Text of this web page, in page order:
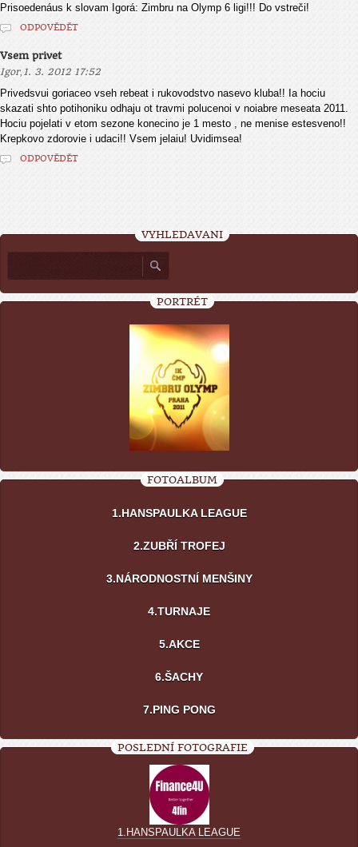
Prisoedenáus k slovam Igorá: Zimbru na Olymp 6 ligi!!! Do vstreči!
ODPOVĚDĚT
Vsem privet
Igor, 1. 3. 2012 17:52
Privedsvui goriaceo vseh rebeat i rukovodstvo nasevo kluba!! Ia hociu
skazati shto potihoniku odhaju ot travmi polucenoi v noiabre meseata 2011.
Hociu pojelati v etom sezone konecino je 1 mesto , ne menise estesveno!!
Krepkovo zdorovie i udaci!! Vsem jelaiu! Uvidimsea!
ODPOVĚDĚT
VYHLEDÁVÁNÍ
PORTRÉT
FOTOALBUM
1.HANSPAULKA LEAGUE
2.ZUBŘÍ TROFEJ
3.NÁRODNOSTNÍ MENŠINY
4.TURNAJE
5.AKCE
6.ŠACHY
7.PING PONG
POSLEDNÍ FOTOGRAFIE
1.HANSPAULKA LEAGUE